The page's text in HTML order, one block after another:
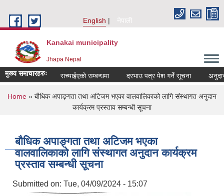
English
नेपाली
Kanakai municipality
Jhapa Nepal
मुख्य समाचारहरुः सच्याईएको सम्बन्धमा दरभाउ पत्र पेश गर्ने सूचना
You are here
Home » बौधिक अपाङ्गता तथा अटिजम भएका वालवालिकाको लागि संस्थागत अनुदान
कार्यक्रम प्रस्ताव सम्बन्धी सूचना
बौधिक अपाङ्गता तथा अटिजम भएका
वालवालिकाको लागि संस्थागत अनुदान कार्यक्रम
प्रस्ताव सम्बन्धी सूचना
Submitted on: Tue, 04/09/2024 - 15:07